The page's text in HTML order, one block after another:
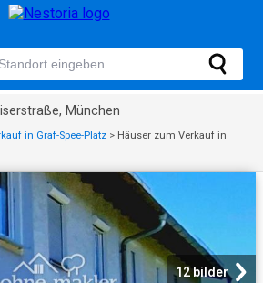
München
in Graf-Spee-Platz > Häuser zum Verkauf in
12 bilder